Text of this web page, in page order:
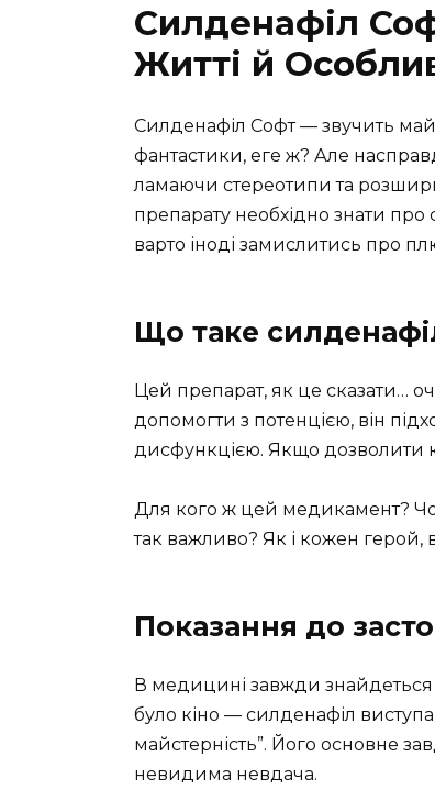
Силденафіл
Житті й
Силденафіл Софт — звучить
фантастики, еге ж? Але
ламаючи стереотипи та
препарату необхідно знати про
варто іноді замислитись про
Що таке
Цей препарат, як це сказати…
допомогти з потенцією, він
дисфункцією. Якщо дозволити
Для кого ж цей медикамент?
так важливо? Як і кожен герой,
Показання до
В медицині завжди
було кіно — силденафіл
майстерність”. Його основне
невидима невдача.